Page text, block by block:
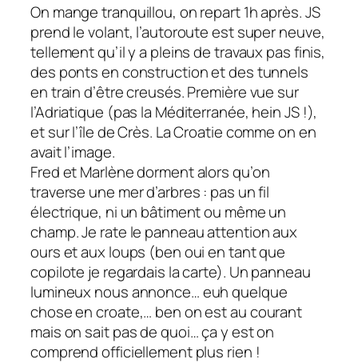
On mange tranquillou, on repart 1h après. JS
prend le volant, l’autoroute est super neuve,
tellement qu’il y a pleins de travaux pas finis,
des ponts en construction et des tunnels
en train d’être creusés. Première vue sur
l’Adriatique (pas la Méditerranée, hein JS !),
et sur l’île de Crès. La Croatie comme on en
avait l’image.
Fred et Marlène dorment alors qu’on
traverse une mer d’arbres : pas un fil
électrique, ni un bâtiment ou même un
champ. Je rate le panneau attention aux
ours et aux loups (ben oui en tant que
copilote je regardais la carte). Un panneau
lumineux nous annonce… euh quelque
chose en croate,… ben on est au courant
mais on sait pas de quoi… ça y est on
comprend officiellement plus rien !